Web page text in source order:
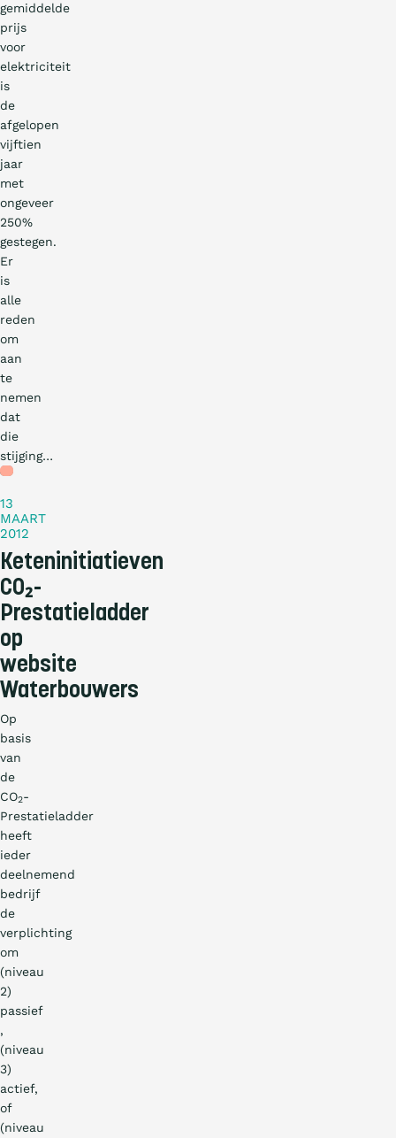
gemiddelde
prijs
voor
elektriciteit
is
de
afgelopen
vijftien
jaar
met
ongeveer
250%
gestegen.
Er
is
alle
reden
om
aan
te
nemen
dat
die
stijging…
Nieuws
13
MAART
2012
Keteninitiatieven
CO₂-
Prestatieladder
op
website
Waterbouwers
Op
basis
van
de
CO2-
Prestatieladder
heeft
ieder
deelnemend
bedrijf
de
verplichting
om
(niveau
2)
passief
,
(niveau
3)
actief,
of
(niveau